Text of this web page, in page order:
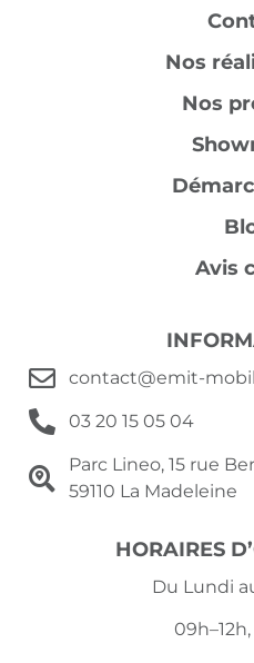
Nos
Nos
Avis
contact@emit-
03 20 15 05 04
Parc Lineo, 15 rue
59110 La Madeleine
HORAIRES
Du Lundi
09h–12h,